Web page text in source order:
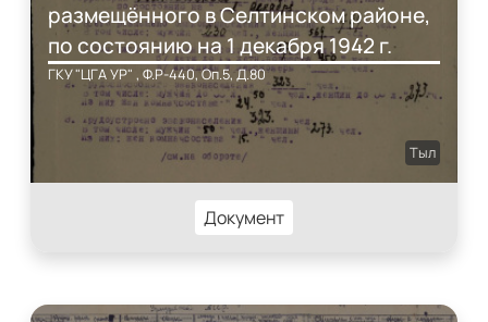
размещённого в Селтинском районе,
по состоянию на 1 декабря 1942 г.
ГКУ "ЦГА УР" , Ф.Р-440, Оп.5, Д.80
Тыл
Документ